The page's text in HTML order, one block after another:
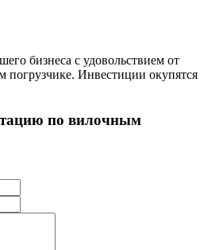
бизнеса с удовольствием от
погрузчике. Инвестиции окупятся
по вилочным